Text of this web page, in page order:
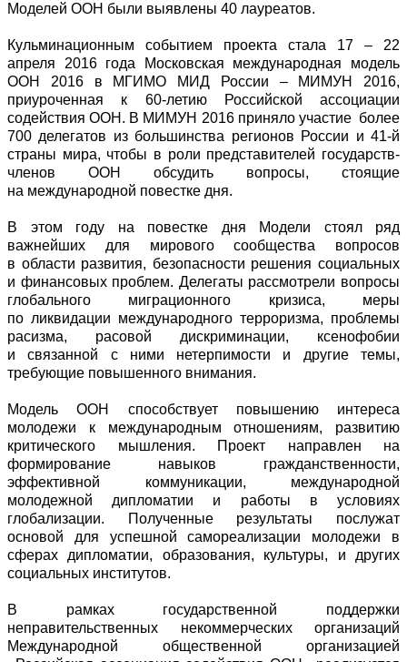
Моделей ООН были выявлены 40 лауреатов.
Кульминационным событием проекта стала 17 – 22
апреля 2016 года Московская международная модель
ООН 2016 в МГИМО МИД России – МИМУН 2016,
приуроченная к 60-летию Российской ассоциации
содействия ООН. В МИМУН 2016 приняло участие более
700 делегатов из большинства регионов России и 41-й
страны мира, чтобы в роли представителей государств-
членов ООН обсудить вопросы, стоящие
на международной повестке дня.
В этом году на повестке дня Модели стоял ряд
важнейших для мирового сообщества вопросов
в области развития, безопасности решения социальных
и финансовых проблем. Делегаты рассмотрели вопросы
глобального миграционного кризиса, меры
по ликвидации международного терроризма, проблемы
расизма, расовой дискриминации, ксенофобии
и связанной с ними нетерпимости и другие темы,
требующие повышенного внимания.
Модель ООН способствует повышению интереса
молодежи к международным отношениям, развитию
критического мышления. Проект направлен на
формирование навыков гражданственности,
эффективной коммуникации, международной
молодежной дипломатии и работы в условиях
глобализации. Полученные результаты послужат
основой для успешной самореализации молодежи в
сферах дипломатии, образования, культуры, и других
социальных институтов.
В рамках государственной поддержки
неправительственных некоммерческих организаций
Международной общественной организацией